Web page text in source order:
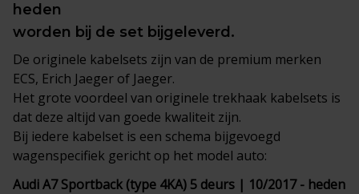
heden
worden bij de set bijgeleverd.
De originele kabelsets zijn van de premium merken
ECS, Erich Jaeger of Jaeger.
Het grote voordeel van originele trekhaak kabelsets is
dat deze altijd van goede kwaliteit zijn.
Bij iedere kabelset is een schema bijgevoegd
wagenspecifiek gericht op het model auto:
Audi A7 Sportback (type 4KA) 5 deurs | 10/2017 - heden